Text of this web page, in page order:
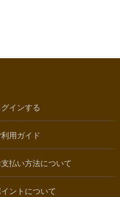
グインする
用ガイド
払い方法について
ントについて